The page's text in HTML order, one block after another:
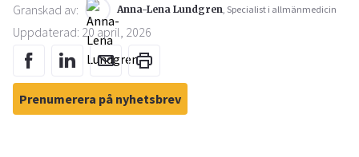
Granskad av: Anna-Lena Lundgren, Specialist i allmänmedicin
Uppdaterad: 20 april, 2026
Prenumerera på nyhetsbrev